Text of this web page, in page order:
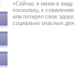
«Сейчас я имею в виду
поскольку, к
или потерял свое
социально опасные